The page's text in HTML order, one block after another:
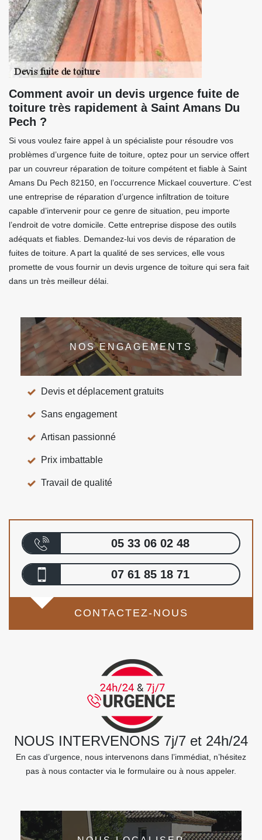
Comment avoir un devis urgence fuite de
toiture très rapidement à Saint Amans Du
Pech ?
Si vous voulez faire appel à un spécialiste pour résoudre vos
problèmes d’urgence fuite de toiture, optez pour un service offert
par un couvreur réparation de toiture compétent et fiable à Saint
Amans Du Pech 82150, en l’occurrence Mickael couverture. C’est
une entreprise de réparation d’urgence infiltration de toiture
capable d’intervenir pour ce genre de situation, peu importe
l’endroit de votre domicile. Cette entreprise dispose des outils
adéquats et fiables. Demandez-lui vos devis de réparation de
fuites de toiture. A part la qualité de ses services, elle vous
promette de vous fournir un devis urgence de toiture qui sera fait
dans un très meilleur délai.
NOS ENGAGEMENTS
Devis et déplacement gratuits
Sans engagement
Artisan passionné
Prix imbattable
Travail de qualité
05 33 06 02 48
07 61 85 18 71
CONTACTEZ-NOUS
NOUS INTERVENONS 7j/7 et 24h/24
En cas d’urgence, nous intervenons dans l’immédiat, n’hésitez
pas à nous contacter via le formulaire ou à nous appeler.